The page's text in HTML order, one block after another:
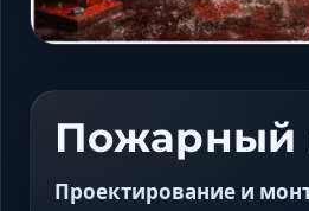
Пожарный
Проектирование и